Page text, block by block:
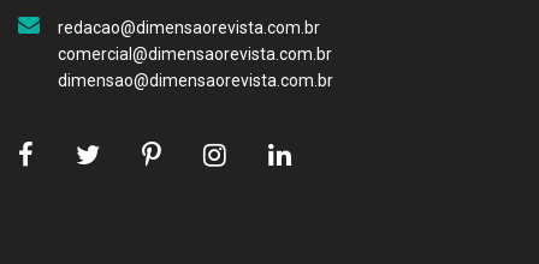
redacao@dimensaorevista.com.br
comercial@dimensaorevista.com.br
dimensao@dimensaorevista.com.br